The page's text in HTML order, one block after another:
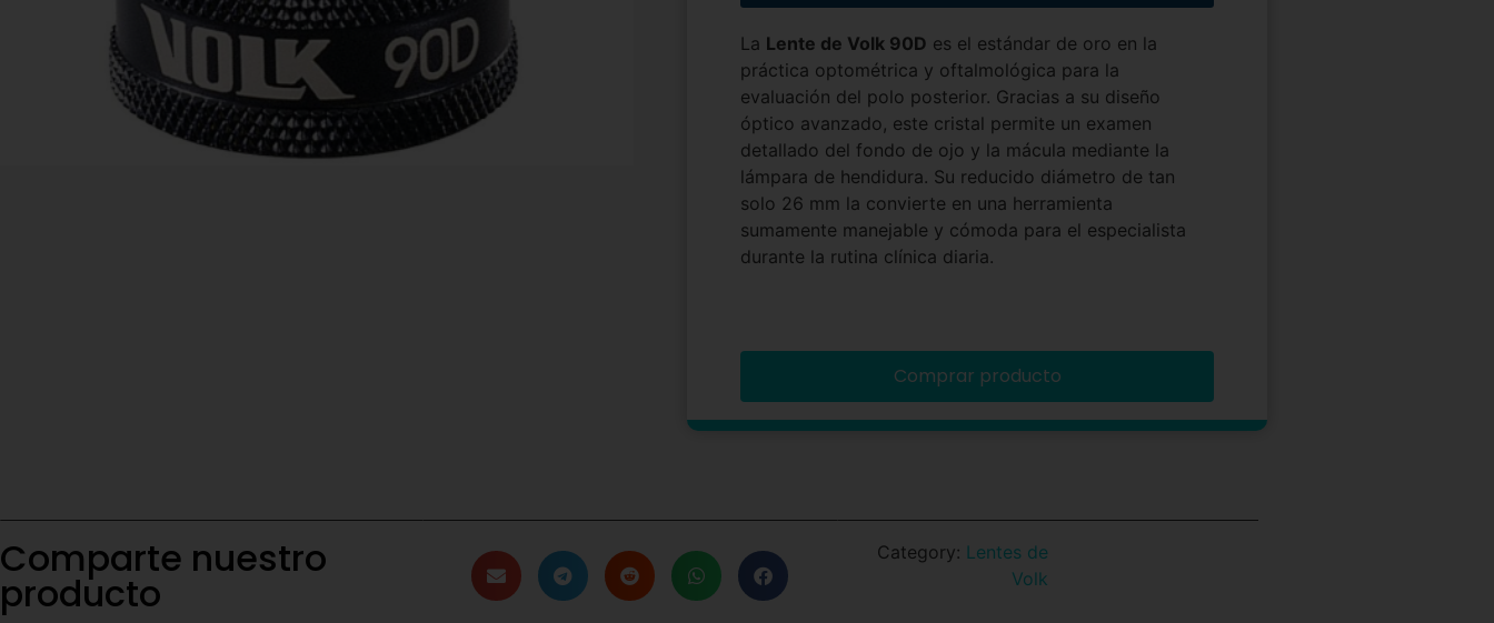
La Lente de Volk 90D es el estándar de oro en la
práctica optométrica y oftalmológica para la
evaluación del polo posterior. Gracias a su diseño
óptico avanzado, este cristal permite un examen
detallado del fondo de ojo y la mácula mediante la
lámpara de hendidura. Su reducido diámetro de tan
solo 26 mm la convierte en una herramienta
sumamente manejable y cómoda para el especialista
durante la rutina clínica diaria.
Comprar producto
Comparte nuestro
producto
Category: Lentes de
Volk